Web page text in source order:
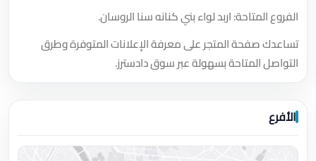
الفروع المتاحة: اربد لواء بني كنانه سنا الروسان.
تساعدك صفحة المتجر على معرفة الإعلانات المتوفرة وطرق
التواصل المتاحة بسهولة عبر سوق دادسترز.
الأفرع